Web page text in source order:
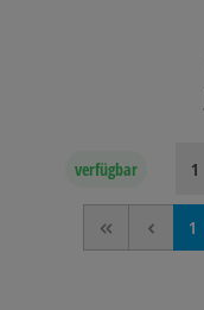
verfügbar
<< < 1